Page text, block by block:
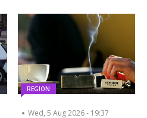
REGION
Wed, 5 Aug 2026 - 19:37